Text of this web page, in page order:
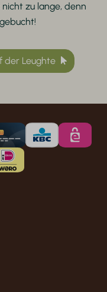
nicht zu lange, denn
der Leughte